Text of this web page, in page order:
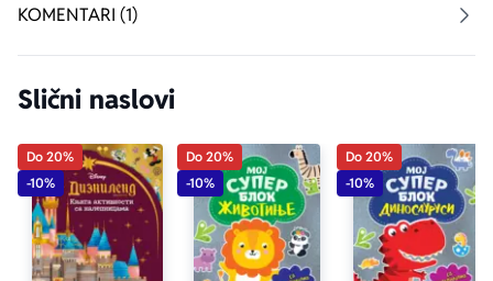
KOMENTARI (1)
Slični naslovi
Do 20%
-10%
Do 20%
-10%
Do 20%
-10%